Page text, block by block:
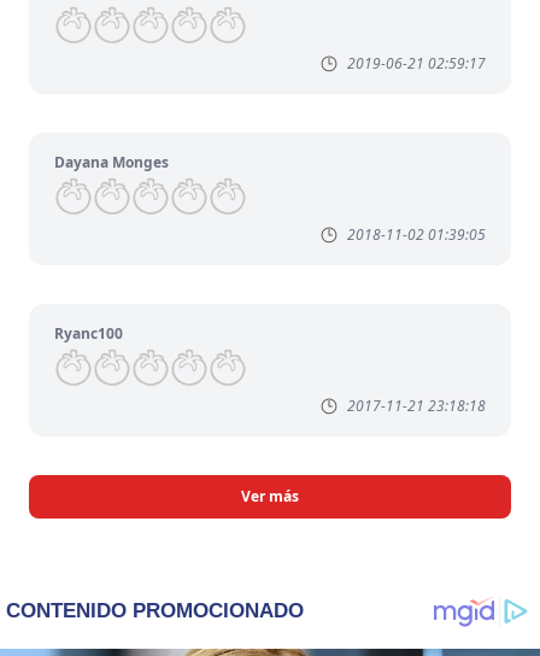
2019-06-21 02:59:17
Dayana Monges
2018-11-02 01:39:05
Ryanc100
2017-11-21 23:18:18
Ver más